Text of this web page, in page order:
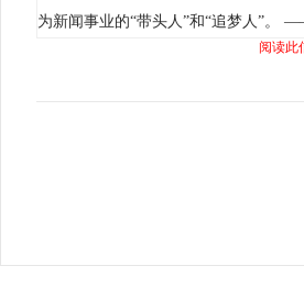
为新闻事业的“带头人”和“追梦人”。
阅读此